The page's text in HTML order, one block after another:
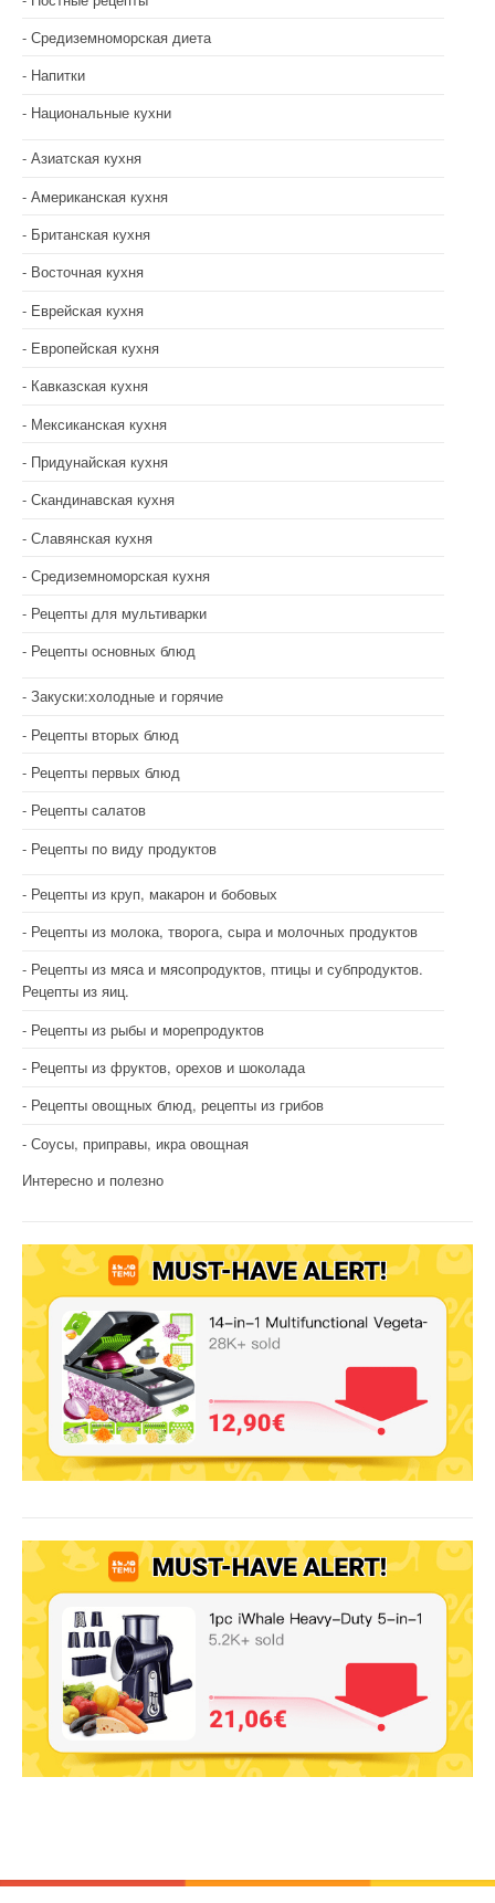
Средиземноморская диета
Напитки
Национальные кухни
Азиатская кухня
Американская кухня
Британская кухня
Восточная кухня
Еврейская кухня
Европейская кухня
Кавказская кухня
Мексиканская кухня
Придунайская кухня
Скандинавская кухня
Славянская кухня
Средиземноморская кухня
Рецепты для мультиварки
Рецепты основных блюд
Закуски:холодные и горячие
Рецепты вторых блюд
Рецепты первых блюд
Рецепты салатов
Рецепты по виду продуктов
Рецепты из круп, макарон и бобовых
Рецепты из молока, творога, сыра и молочных продуктов
Рецепты из мяса и мясопродуктов, птицы и субпродуктов.
Рецепты из яиц.
Рецепты из рыбы и морепродуктов
Рецепты из фруктов, орехов и шоколада
Рецепты овощных блюд, рецепты из грибов
Соусы, приправы, икра овощная
Интересно и полезно